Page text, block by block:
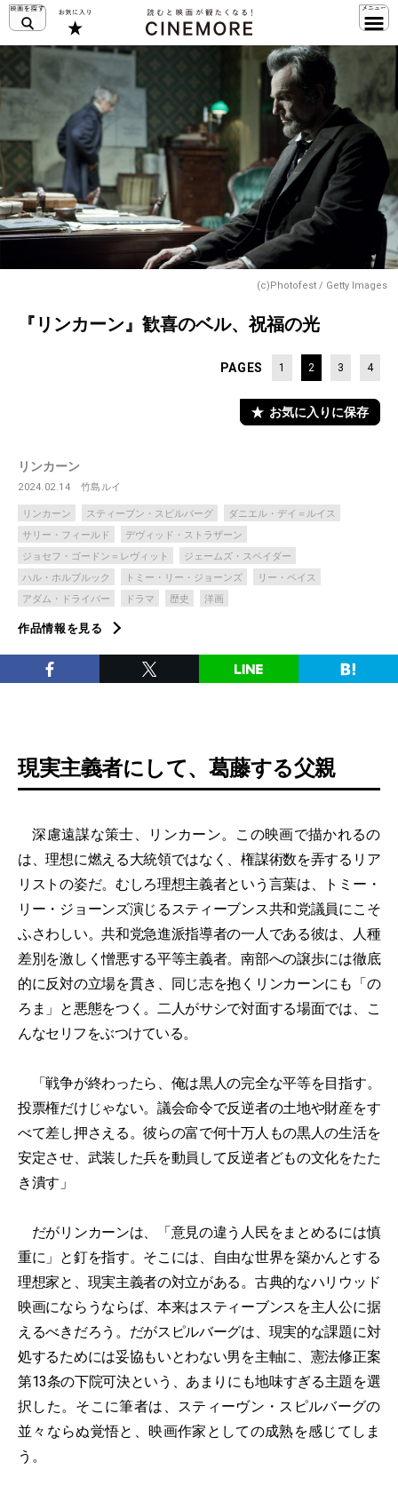
(c)Photofest / Getty Images
『リンカーン』歓喜のベル、祝福の光
PAGES 1 2 3 4
お気に入りに保存
リンカーン
2024.02.14 竹島ルイ
リンカーン スティーブン・スピルバーグ
ダニエル・デイ＝ルイス
サリー・フィールド
デヴィッド・ストラザーン
ジョセフ・ゴードン＝レヴィット
ジェームズ・スペイダー
ハル・ホルブルック
トミー・リー・ジョーンズ
リー・ペイス
アダム・ドライバー
ドラマ 歴史 洋画
作品情報を見る
現実主義者にして、葛藤する父親
深慮遠謀な策士、リンカーン。この映画で描かれるの
は、理想に燃える大統領ではなく、権謀術数を弄するリア
リストの姿だ。むしろ理想主義者という言葉は、トミー・
リー・ジョーンズ演じるスティーブンス共和党議員にこそ
ふさわしい。共和党急進派指導者の一人である彼は、人種
差別を激しく憎悪する平等主義者。南部への譲歩には徹底
的に反対の立場を貫き、同じ志を抱くリンカーンにも「の
ろま」と悪態をつく。二人がサシで対面する場面では、こ
んなセリフをぶつけている。
「戦争が終わったら、俺は黒人の完全な平等を目指す。
投票権だけじゃない。議会命令で反逆者の土地や財産をす
べて差し押さえる。彼らの富で何十万人もの黒人の生活を
安定させ、武装した兵を動員して反逆者どもの文化をたた
き潰す」
だがリンカーンは、「意見の違う人民をまとめるには慎
重に」と釘を指す。そこには、自由な世界を築かんとする
理想家と、現実主義者の対立がある。古典的なハリウッド
映画にならうならば、本来はスティーブンスを主人公に据
えるべきだろう。だがスピルバーグは、現実的な課題に対
処するためには妥協もいとわない男を主軸に、憲法修正案
第13条の下院可決という、あまりにも地味すぎる主題を選
択した。そこに筆者は、スティーヴン・スピルバーグの
並々ならぬ覚悟と、映画作家としての成熟を感じてしま
う。